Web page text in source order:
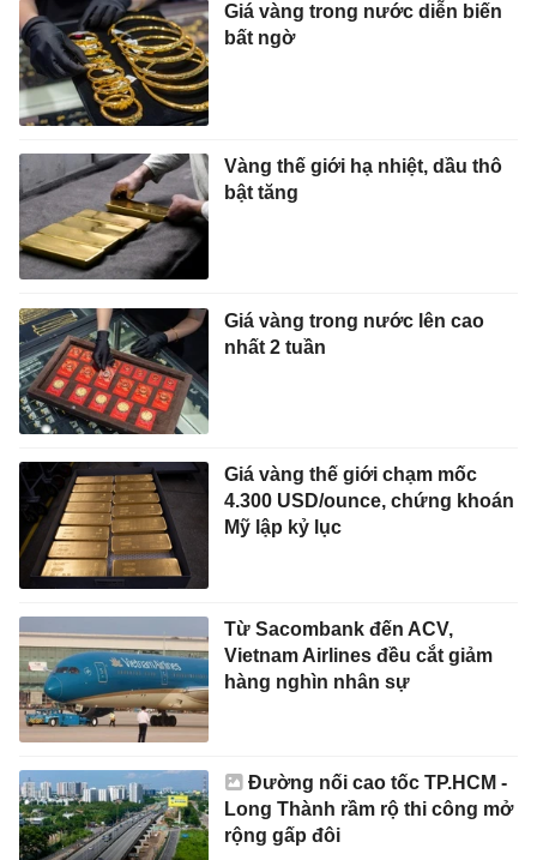
Giá vàng trong nước diễn biến
bất ngờ
Vàng thế giới hạ nhiệt, dầu thô
bật tăng
Giá vàng trong nước lên cao
nhất 2 tuần
Giá vàng thế giới chạm mốc
4.300 USD/ounce, chứng khoán
Mỹ lập kỷ lục
Từ Sacombank đến ACV,
Vietnam Airlines đều cắt giảm
hàng nghìn nhân sự
Đường nối cao tốc TP.HCM -
Long Thành rầm rộ thi công mở
rộng gấp đôi